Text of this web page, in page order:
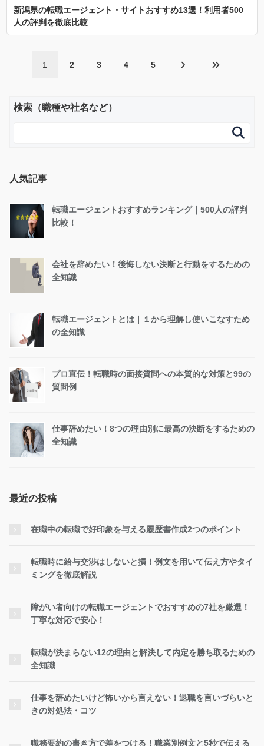
新潟県の転職エージェント・サイトおすすめ13選！利用者500
人の評判を徹底比較
1 2 3 4 5
検索（職種や社名など）

人気記事
転職エージェントおすすめランキング｜500人の評判
比較！
会社を辞めたい！後悔しない決断と行動をするための
全知識
転職エージェントとは｜１から理解し使いこなすため
の全知識
プロ直伝！転職時の面接質問への本質的な対策と99の
質問例
仕事辞めたい！8つの理由別に最高の決断をするための
全知識
最近の投稿
在職中の転職で好印象を与える履歴書作成2つのポイント
転職時に給与交渉はしないと損！例文を用いて伝え方やタイ
ミングを徹底解説
障がい者向けの転職エージェントでおすすめの7社を厳選！
丁寧な対応で安心！
転職が決まらない12の理由と解決して内定を勝ち取るための
全知識
仕事を辞めたいけど怖いから言えない！退職を言いづらいと
きの対処法・コツ
職務要約の書き方で差をつける！職業別例文と5秒で伝える